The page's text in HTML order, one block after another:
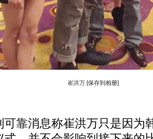
崔洪万 [保存到相册]
消息称崔洪万只是因为